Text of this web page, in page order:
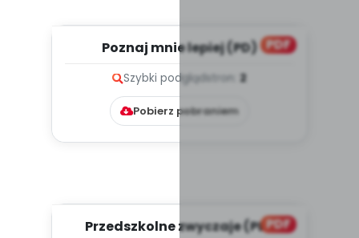
PDF
Poznaj mnie lepiej (PD)
Szybki podglądstron: 2
Pobierz pobraniem
PDF
Przedszkolne zwyczaje (PD)